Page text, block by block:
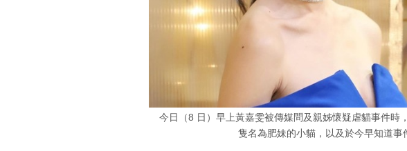
今日（8 日）早上黃嘉雯被傳媒問及親姊懷疑虐貓事件時
隻名為肥妹的小貓，以及於今早知道事